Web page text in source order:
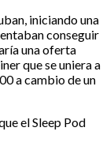
iniciando una
conseguir
una oferta
que se uniera a
a cambio de un
el Sleep Pod